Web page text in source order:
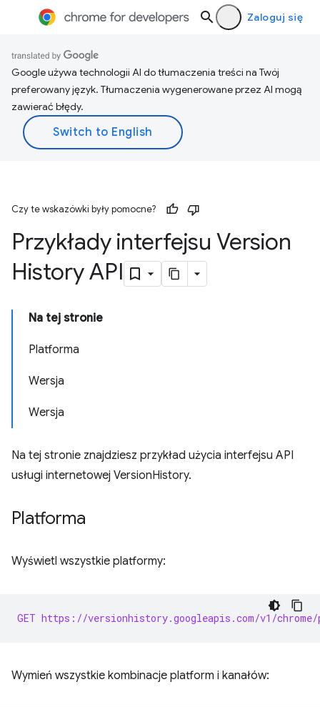
Zaloguj się
Google używa technologii AI do tłumaczenia treści na Twój
preferowany język. Tłumaczenia wygenerowane przez AI mogą
zawierać błędy.
Czy te wskazówki były pomocne?
Przykłady interfejsu Version
History API
Na tej stronie
Platforma
Wersja
Wersja
Na tej stronie znajdziesz przykład użycia interfejsu API
usługi internetowej VersionHistory.
Platforma
Wyświetl wszystkie platformy:
GET https://versionhistory.googleapis.com/v1/
Wymień wszystkie kombinacje platform i kanałów: